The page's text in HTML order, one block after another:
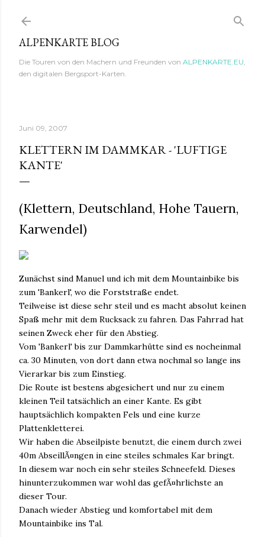
Direkt zum Hauptbereich
ALPENKARTE BLOG
Die Touren von den Machern und Freunden von ALPENKARTE.EU,
den digitalen Bergsport-Karten.
Juni 09, 2007
KLETTERN IM DAMMKAR - 'LUFTIGE
KANTE'
(Klettern, Deutschland, Hohe Tauern,
Karwendel)
Zunächst sind Manuel und ich mit dem Mountainbike bis
zum 'Bankerl', wo die Forststraße endet.
Teilweise ist diese sehr steil und es macht absolut keinen
Spaß mehr mit dem Rucksack zu fahren. Das Fahrrad hat
seinen Zweck eher für den Abstieg.
Vom 'Bankerl' bis zur Dammkarhütte sind es nocheinmal
ca. 30 Minuten, von dort dann etwa nochmal so lange ins
Vierarkar bis zum Einstieg.
Die Route ist bestens abgesichert und nur zu einem
kleinen Teil tatsächlich an einer Kante. Es gibt
hauptsächlich kompakten Fels und eine kurze
Plattenkletterei.
Wir haben die Abseilpiste benutzt, die einem durch zwei
40m AbseillÃ¤ngen in eine steiles schmales Kar bringt.
In diesem war noch ein sehr steiles Schneefeld. Dieses
hinunterzukommen war wohl das gefÃ¤hrlichste an
dieser Tour.
Danach wieder Abstieg und komfortabel mit dem
Mountainbike ins Tal.